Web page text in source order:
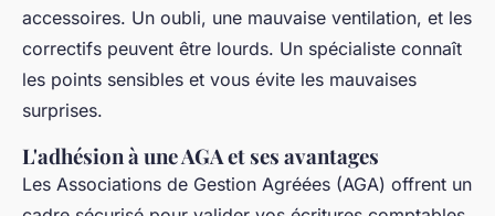
accessoires. Un oubli, une mauvaise ventilation, et les
correctifs peuvent être lourds. Un spécialiste connaît
les points sensibles et vous évite les mauvaises
surprises.
L'adhésion à une AGA et ses avantages
Les Associations de Gestion Agréées (AGA) offrent un